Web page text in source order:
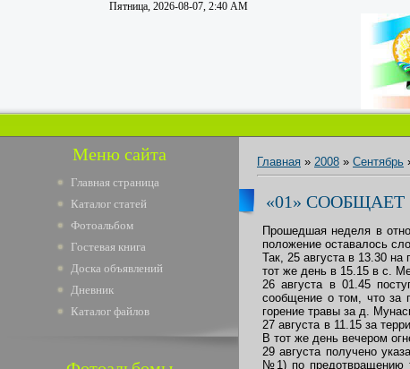
Пятница, 2026-08-07, 2:40 AM
Меню сайта
Главная страница
Каталог статей
Фотоальбом
Гостевая книга
Доска объявлений
Дневник
Каталог файлов
Главная » 2008 » Сентябрь
«01» СООБЩАЕТ
Прошедшая неделя в
положение оставалось
Так, 25 августа в 13.30
тот же день в 15.15 в с.
26 августа в 01.45
сообщение о том, что за
горение травы за д.
27 августа в 11.15 за
В тот же день вечером
29 августа получено
№1) по предотвращению